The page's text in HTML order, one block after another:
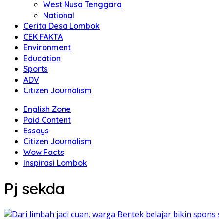
West Nusa Tenggara
National
Cerita Desa Lombok
CEK FAKTA
Environment
Education
Sports
ADV
Citizen Journalism
English Zone
Paid Content
Essays
Citizen Journalism
Wow Facts
Inspirasi Lombok
Pj sekda